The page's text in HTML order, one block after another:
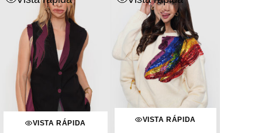
VISTA RÁPIDA VISTA RÁPIDA